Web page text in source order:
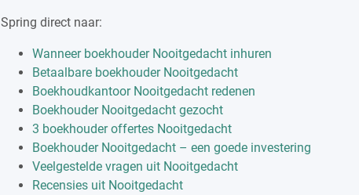
Spring direct naar:
Wanneer boekhouder Nooitgedacht inhuren
Betaalbare boekhouder Nooitgedacht
Boekhoudkantoor Nooitgedacht redenen
Boekhouder Nooitgedacht gezocht
3 boekhouder offertes Nooitgedacht
Boekhouder Nooitgedacht – een goede investering
Veelgestelde vragen uit Nooitgedacht
Recensies uit Nooitgedacht